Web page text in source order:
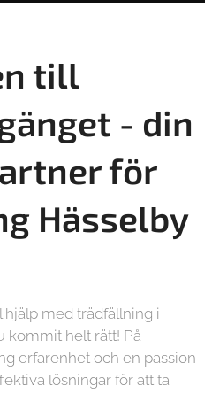
till
- din
för
Hässelby
med trädfällning i
kommit helt rätt! På
erfarenhet och en passion
lösningar för att ta